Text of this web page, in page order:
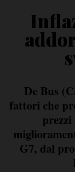
De Bus
fattori che
G7, dal